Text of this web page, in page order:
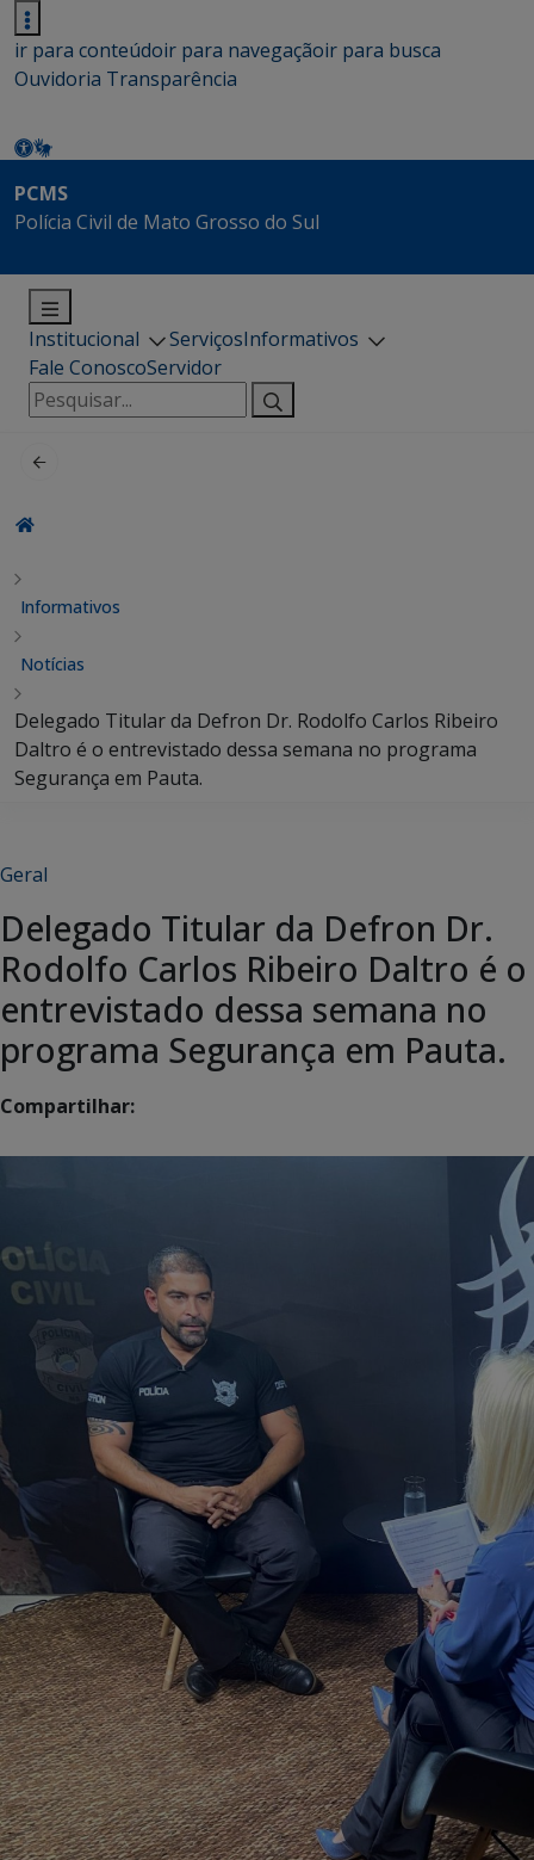
ir para conteúdoir para navegaçãoir para busca
Ouvidoria Transparência
PCMS
Polícia Civil de Mato Grosso do Sul
Institucional ServiçosInformativos
Fale ConoscoServidor
Pesquisar
por:
Informativos
Notícias
Delegado Titular da Defron Dr. Rodolfo Carlos Ribeiro
Daltro é o entrevistado dessa semana no programa
Segurança em Pauta.
Geral
Delegado Titular da Defron Dr.
Rodolfo Carlos Ribeiro Daltro é o
entrevistado dessa semana no
programa Segurança em Pauta.
Compartilhar: